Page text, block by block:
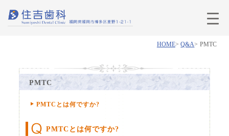
HOME Q&A PMTC
PMTC
PMTCとは何ですか?
PMTCとは何ですか?